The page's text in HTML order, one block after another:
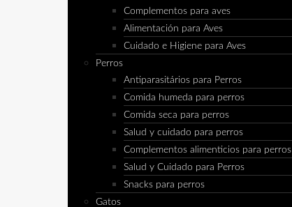
Complementos para aves
Alimentación para Aves
Cuidado e Higiene para Aves
Perros
Antiparasitários para Perros
Comida humeda para perros
Comida seca para perros
Salud y cuidado para perros
Complementos alimenticios para perros
Salud y Cuidado para Perros
Snacks para perros
Gatos